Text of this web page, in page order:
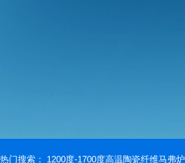
热门搜索： 1200度-1700度高温陶瓷纤维马弗炉